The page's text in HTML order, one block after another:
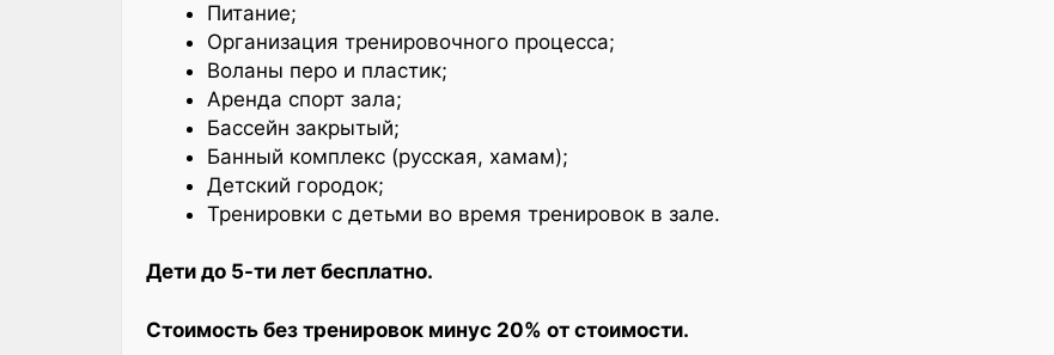
Питание;
Организация тренировочного процесса;
Воланы перо и пластик;
Аренда спорт зала;
Бассейн закрытый;
Банный комплекс (русская, хамам);
Детский городок;
Тренировки с детьми во время тренировок в зале.
Дети до 5-ти лет бесплатно.
Стоимость без тренировок минус 20% от стоимости.